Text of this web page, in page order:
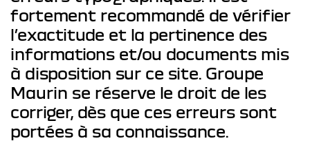
fortement recommandé de vérifier
l’exactitude et la pertinence des
informations et/ou documents mis
à disposition sur ce site. Groupe
Maurin se réserve le droit de les
corriger, dès que ces erreurs sont
portées à sa connaissance.